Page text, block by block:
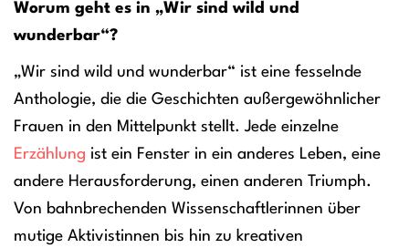
Worum geht es in „Wir sind wild und
wunderbar“?
„Wir sind wild und wunderbar“ ist eine fesselnde
Anthologie, die die Geschichten außergewöhnlicher
Frauen in den Mittelpunkt stellt. Jede einzelne
Erzählung ist ein Fenster in ein anderes Leben, eine
andere Herausforderung, einen anderen Triumph.
Von bahnbrechenden Wissenschaftlerinnen über
mutige Aktivistinnen bis hin zu kreativen